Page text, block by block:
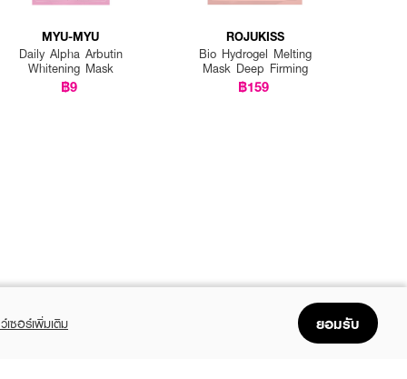
MYU-MYU
Daily Alpha Arbutin
Whitening Mask
฿9
ROJUKISS
Bio Hydrogel Melting
Mask Deep Firming
฿159
เซอร์เพิ่มเติม ยอมรับ